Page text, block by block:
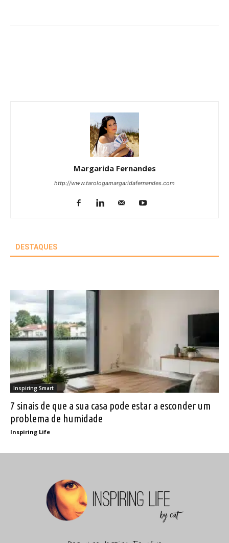
Margarida Fernandes
http://www.tarologamargaridafernandes.com
DESTAQUES
Inspiring Smart
7 sinais de que a sua casa pode estar a esconder um
problema de humidade
Inspiring Life